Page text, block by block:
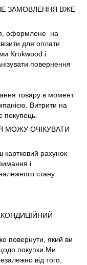
ЗАМОВЛЕННЯ ВЖЕ
оформлене на
для оплати
Krokwood і
повернення
товару в момент
Витрити на
покупець.
МОЖУ ОЧІКУВАТИ
картковий рахунок
і
стану
повернути, який ви
покупки.Ми
від того,